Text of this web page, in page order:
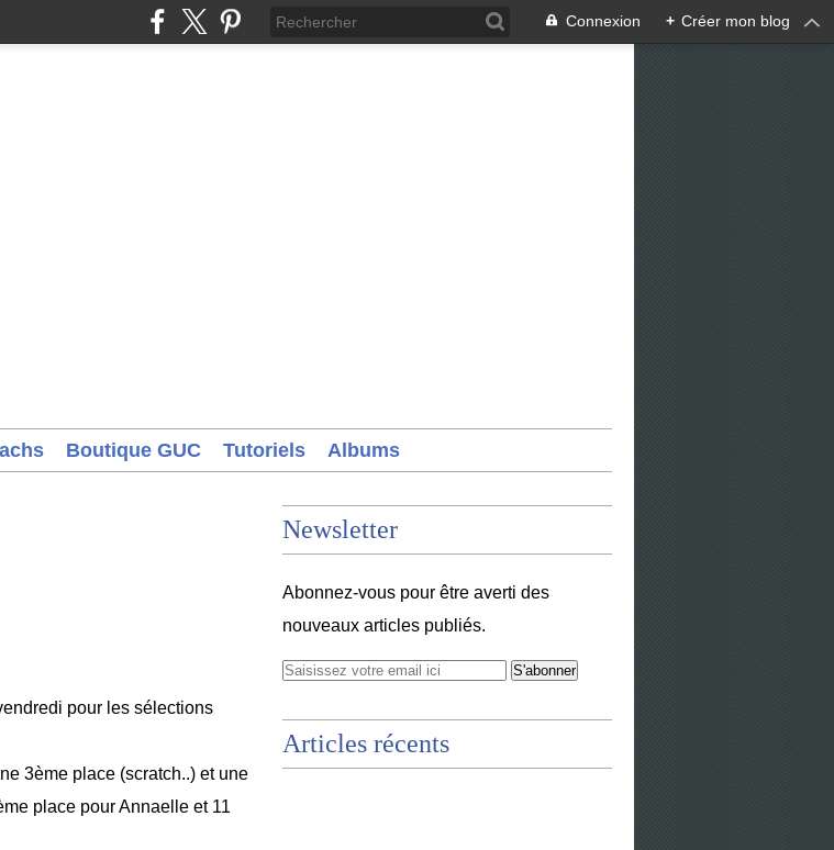
Connexion + Créer mon blog
Boutique GUC Tutoriels Albums
pour les sélections
3ème place (scratch..) et une
place pour Annaelle et 11
Newsletter
Abonnez-vous pour être averti des
nouveaux articles publiés.
Articles récents